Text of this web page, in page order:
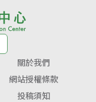
關於我們
網站授權條款
投稿須知